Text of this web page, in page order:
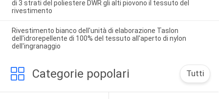
di 3 strati del poliestere DWR gli alti piovono il tessuto del
rivestimento
Rivestimento bianco dell'unità di elaborazione Taslon
dell'idrorepellente di 100% del tessuto all'aperto di nylon
dell'ingranaggio
Categorie popolari Tutti